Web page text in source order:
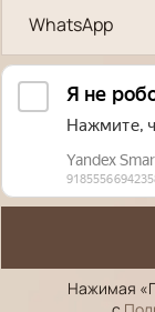
WhatsApp
Нажимая